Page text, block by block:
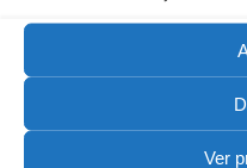
Ver
David Fernández ha
de abordar esta
enfermos junto a la
los cerca de 13.000